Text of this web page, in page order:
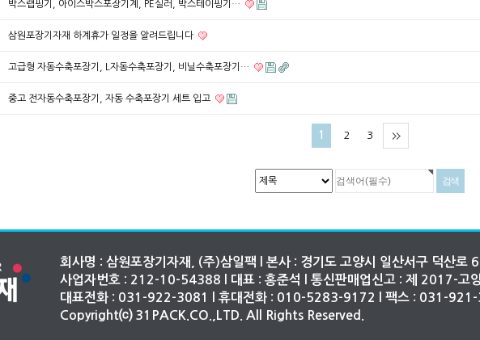
박스랩핑기, 아이스박스포장기계, PE실러, 박스테이핑기…
삼원포장기자재 하계휴가 일정을 알려드립니다
고급형 자동수축포장기, L자동수축포장기, 비닐수축포장기…
중고 전자동수축포장기, 자동 수축포장기 세트 입고
1 2 3
회사명 : 삼원포장기자재, (주)삼일팩 l 본사 : 경기도 고양시 일산서구 덕산로
사업자번호 : 212-10-54388 l 대표 : 홍준석 l 통신판매업신고 : 제 2017-고
대표전화 : 031-922-3081 l 휴대전화 : 010-5283-9172 l 팩스 : 031-
Copyright⒞ 31PACK.CO.,LTD. All Rights Reserved.